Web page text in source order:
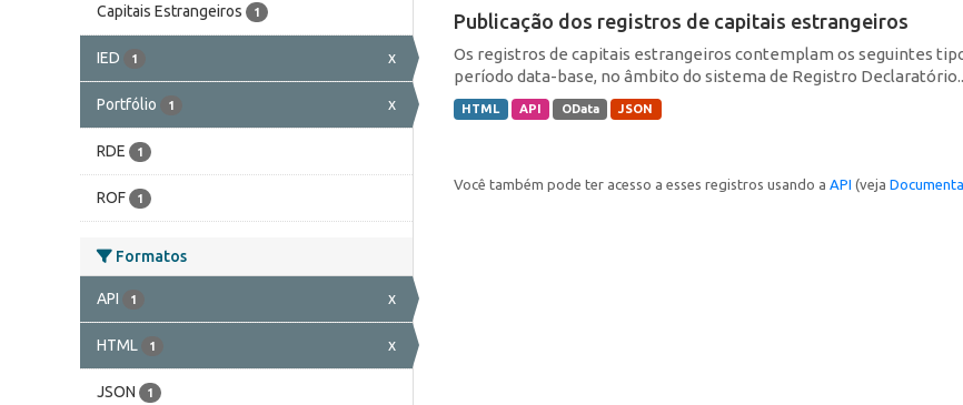
Capitais Estrangeiros 1
IED 1 x
Portfólio 1 x
RDE 1
ROF 1
Formatos
API 1 x
HTML 1 x
JSON 1
Publicação dos registros de capitais estrangeiros
Os registros de capitais estrangeiros contemplam os seguintes
período data-base, no âmbito do sistema de Registro
HTML API OData JSON
Você também pode ter acesso a esses registros usando a API (veja